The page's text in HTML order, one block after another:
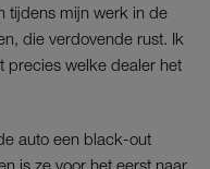
tijdens mijn werk in de
die verdovende rust. Ik
precies welke dealer het
auto een black-out
is ze voor het eerst naar